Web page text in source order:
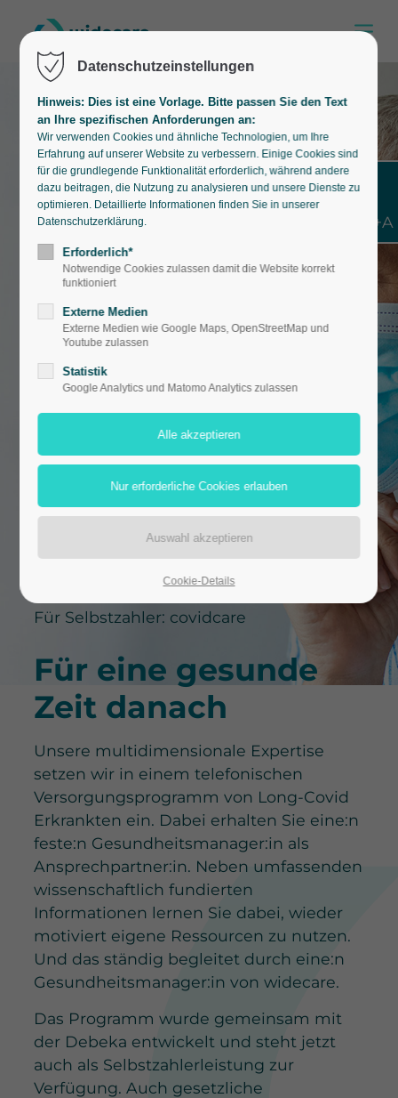
Für Selbstzahler: covidcare
Für eine gesunde
Zeit danach
Unsere multidimensionale Expertise
setzen wir in einem telefonischen
Versorgungsprogramm von Long-Covid
Erkrankten ein. Dabei erhalten Sie eine:n
feste:n Gesundheitsmanager:in als
Ansprechpartner:in. Neben umfassenden
wissenschaftlich fundierten
Informationen lernen Sie dabei, wieder
motiviert eigene Ressourcen zu nutzen.
Und das ständig begleitet durch eine:n
Gesundheitsmanager:in von widecare.
Das Programm wurde gemeinsam mit
der Debeka entwickelt und steht jetzt
auch als Selbstzahlerleistung zur
Verfügung. Auch gesetzliche
Datenschutzeinstellungen
Hinweis: Dies ist eine Vorlage. Bitte passen Sie den Text
an Ihre spezifischen Anforderungen an:
Wir verwenden Cookies und ähnliche Technologien, um Ihre
Erfahrung auf unserer Website zu verbessern. Einige Cookies sind
für die grundlegende Funktionalität erforderlich, während andere
dazu beitragen, die Nutzung zu analysieren und unsere Dienste zu
optimieren. Detaillierte Informationen finden Sie in unserer
Datenschutzerklärung.
Erforderlich*
Notwendige Cookies zulassen damit die Website korrekt
funktioniert
Externe Medien
Externe Medien wie Google Maps, OpenStreetMap und
Youtube zulassen
Statistik
Google Analytics und Matomo Analytics zulassen
Cookie-Details
Shift+Alt+A